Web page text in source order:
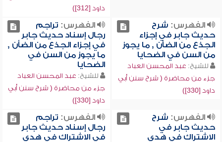
داود [312])
الفهرس: شرح
حديث جابر في إجزاء
الجذع من الضأن , ما يجوز
من السن في الضحايا
للشيخ: عبد المحسن العباد
جزء من محاضرة ( شرح سنن أبي
داود [330])
الفهرس: تراجم
رجال إسناد حديث جابر
في إجزاء الجذع من الضأن ,
ما يجوز من السن في
الضحايا
للشيخ: عبد المحسن العباد
جزء من محاضرة ( شرح سنن أبي
داود [330])
الفهرس: شرح
حديث جابر في
الاشتراك في هدي
الفهرس: تراجم
رجال إسناد حديث جابر
في الاشتراك في هدي